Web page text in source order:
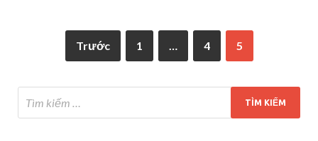
Trước 1 … 4 5